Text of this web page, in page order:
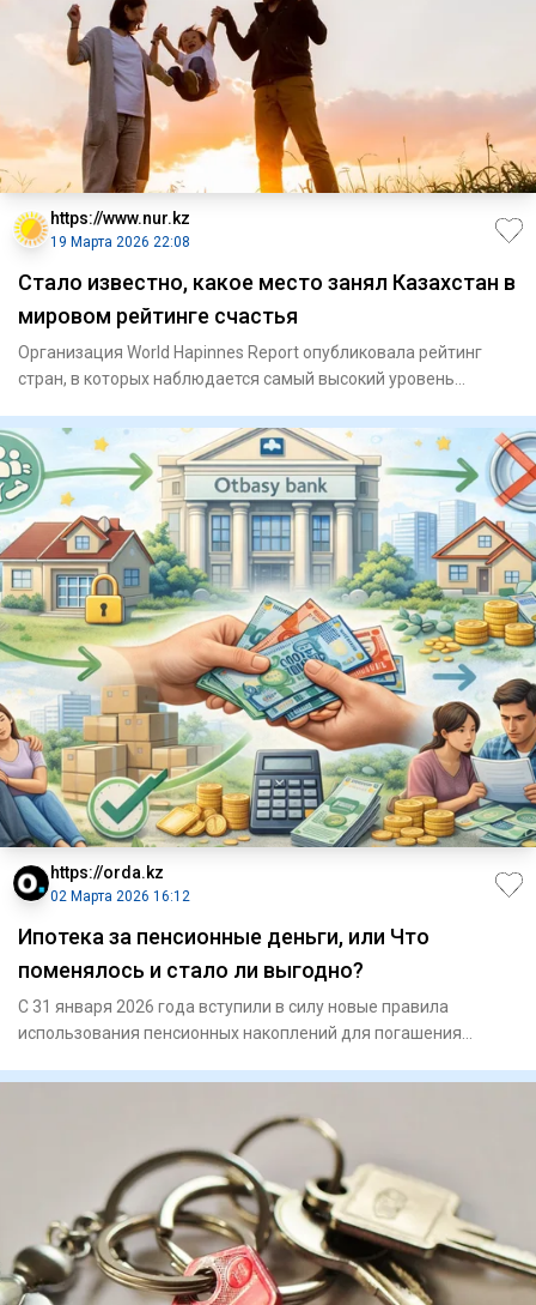
https://www.nur.kz
19 Марта 2026 22:08
Стало известно, какое место занял Казахстан в
мировом рейтинге счастья
Организация World Hapinnes Report опубликовала рейтинг
стран, в которых наблюдается самый высокий уровень
https://orda.kz
02 Марта 2026 16:12
Ипотека за пенсионные деньги, или Что
поменялось и стало ли выгодно?
С 31 января 2026 года вступили в силу новые правила
использования пенсионных накоплений для погашения